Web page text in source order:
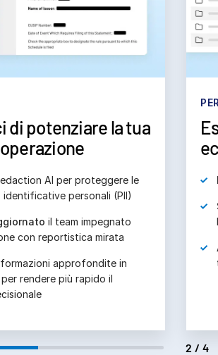
di potenziare la tua
AI per proteggere le
personali (PII)
il team impegnato
con reportistica mirata
approfondite in
rendere più rapido il
2/4